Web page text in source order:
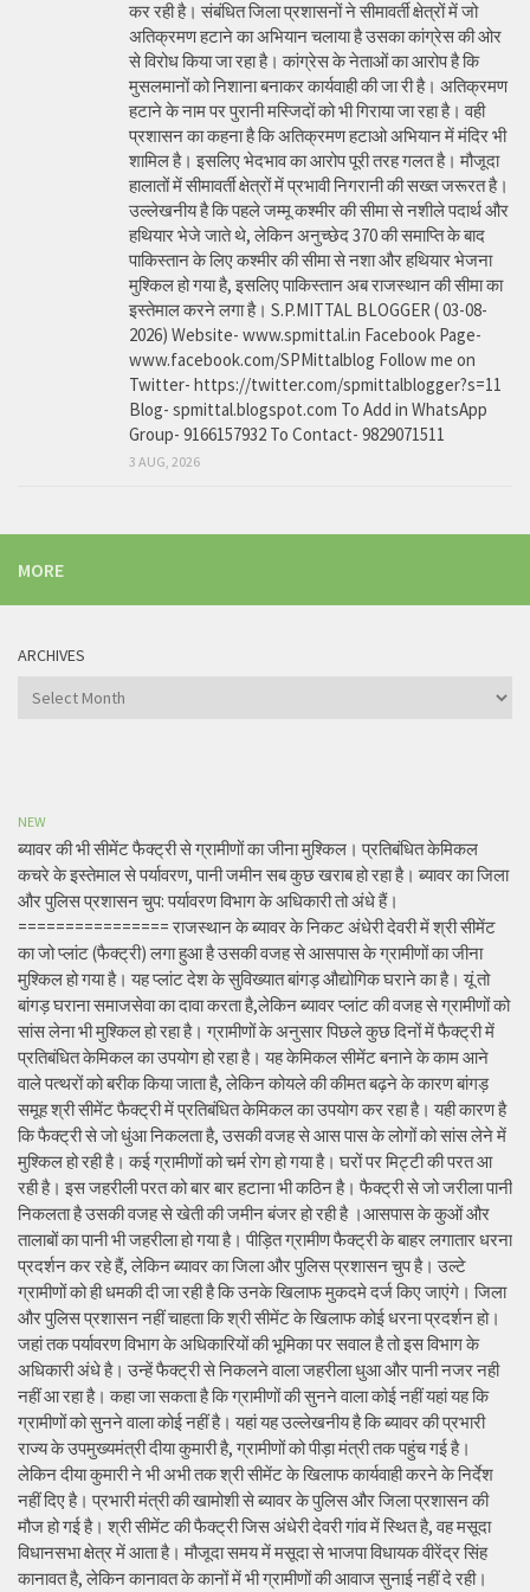
कर रही है। संबंधित जिला प्रशासनों ने सीमावर्ती क्षेत्रों में जो
अतिक्रमण हटाने का अभियान चलाया है उसका कांग्रेस की ओर
से विरोध किया जा रहा है। कांग्रेस के नेताओं का आरोप है कि
मुसलमानों को निशाना बनाकर कार्यवाही की जा री है। अतिक्रमण
हटाने के नाम पर पुरानी मस्जिदों को भी गिराया जा रहा है। वही
प्रशासन का कहना है कि अतिक्रमण हटाओ अभियान में मंदिर भी
शामिल है। इसलिए भेदभाव का आरोप पूरी तरह गलत है। मौजूदा
हालातों में सीमावर्ती क्षेत्रों में प्रभावी निगरानी की सख्त जरूरत है।
उल्लेखनीय है कि पहले जम्मू कश्मीर की सीमा से नशीले पदार्थ और
हथियार भेजे जाते थे, लेकिन अनुच्छेद 370 की समाप्ति के बाद
पाकिस्तान के लिए कश्मीर की सीमा से नशा और हथियार भेजना
मुश्किल हो गया है, इसलिए पाकिस्तान अब राजस्थान की सीमा का
इस्तेमाल करने लगा है। S.P.MITTAL BLOGGER ( 03-08-
2026) Website- www.spmittal.in Facebook Page-
www.facebook.com/SPMittalblog Follow me on
Twitter- https://twitter.com/spmittalblogger?s=11
Blog- spmittal.blogspot.com To Add in WhatsApp
Group- 9166157932 To Contact- 9829071511
3 AUG, 2026
MORE
ARCHIVES
Archives
NEW
ब्यावर की भी सीमेंट फैक्ट्री से ग्रामीणों का जीना मुश्किल। प्रतिबंधित केमिकल
कचरे के इस्तेमाल से पर्यावरण, पानी जमीन सब कुछ खराब हो रहा है। ब्यावर का जिला
और पुलिस प्रशासन चुप: पर्यावरण विभाग के अधिकारी तो अंधे हैं।
================ राजस्थान के ब्यावर के निकट अंधेरी देवरी में श्री सीमेंट
का जो प्लांट (फैक्ट्री) लगा हुआ है उसकी वजह से आसपास के ग्रामीणों का जीना
मुश्किल हो गया है। यह प्लांट देश के सुविख्यात बांगड़ औद्योगिक घराने का है। यूं तो
बांगड़ घराना समाजसेवा का दावा करता है,लेकिन ब्यावर प्लांट की वजह से ग्रामीणों को
सांस लेना भी मुश्किल हो रहा है। ग्रामीणों के अनुसार पिछले कुछ दिनों में फैक्ट्री में
प्रतिबंधित केमिकल का उपयोग हो रहा है। यह केमिकल सीमेंट बनाने के काम आने
वाले पत्थरों को बरीक किया जाता है, लेकिन कोयले की कीमत बढ़ने के कारण बांगड़
समूह श्री सीमेंट फैक्ट्री में प्रतिबंधित केमिकल का उपयोग कर रहा है। यही कारण है
कि फैक्ट्री से जो धुंआ निकलता है, उसकी वजह से आस पास के लोगों को सांस लेने में
मुश्किल हो रही है। कई ग्रामीणों को चर्म रोग हो गया है। घरों पर मिट्टी की परत आ
रही है। इस जहरीली परत को बार बार हटाना भी कठिन है। फैक्ट्री से जो जरीला पानी
निकलता है उसकी वजह से खेती की जमीन बंजर हो रही है ।आसपास के कुओं और
तालाबों का पानी भी जहरीला हो गया है। पीड़ित ग्रामीण फैक्ट्री के बाहर लगातार धरना
प्रदर्शन कर रहे हैं, लेकिन ब्यावर का जिला और पुलिस प्रशासन चुप है। उल्टे
ग्रामीणों को ही धमकी दी जा रही है कि उनके खिलाफ मुकदमे दर्ज किए जाएंगे। जिला
और पुलिस प्रशासन नहीं चाहता कि श्री सीमेंट के खिलाफ कोई धरना प्रदर्शन हो।
जहां तक पर्यावरण विभाग के अधिकारियों की भूमिका पर सवाल है तो इस विभाग के
अधिकारी अंधे है। उन्हें फैक्ट्री से निकलने वाला जहरीला धुआ और पानी नजर नही
नहीं आ रहा है। कहा जा सकता है कि ग्रामीणों की सुनने वाला कोई नहीं यहां यह कि
ग्रामीणों को सुनने वाला कोई नहीं है। यहां यह उल्लेखनीय है कि ब्यावर की प्रभारी
राज्य के उपमुख्यमंत्री दीया कुमारी है, ग्रामीणों को पीड़ा मंत्री तक पहुंच गई है।
लेकिन दीया कुमारी ने भी अभी तक श्री सीमेंट के खिलाफ कार्यवाही करने के निर्देश
नहीं दिए है। प्रभारी मंत्री की खामोशी से ब्यावर के पुलिस और जिला प्रशासन की
मौज हो गई है। श्री सीमेंट की फैक्ट्री जिस अंधेरी देवरी गांव में स्थित है, वह मसूदा
विधानसभा क्षेत्र में आता है। मौजूदा समय में मसूदा से भाजपा विधायक वीरेंद्र सिंह
कानावत है, लेकिन कानावत के कानों में भी ग्रामीणों की आवाज सुनाई नहीं दे रही।